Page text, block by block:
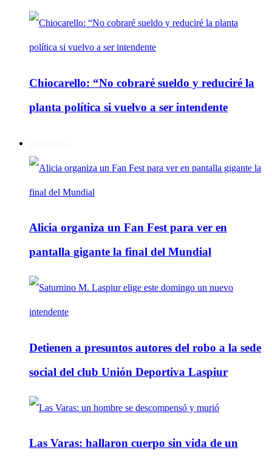
Chiocarello: “No cobraré sueldo y reduciré la
planta política si vuelvo a ser intendente
Alicia organiza un Fan Fest para ver en
pantalla gigante la final del Mundial
Detienen a presuntos autores del robo a la sede
social del club Unión Deportiva Laspiur
Las Varas: hallaron cuerpo sin vida de un